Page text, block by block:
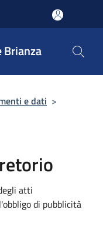
Brianza
e dati >
atti
di pubblicità